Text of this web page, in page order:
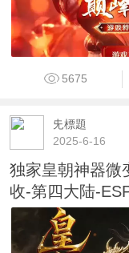
5675
兂標題
2025-6-16
独家皇朝神器微
收-第四大陆-